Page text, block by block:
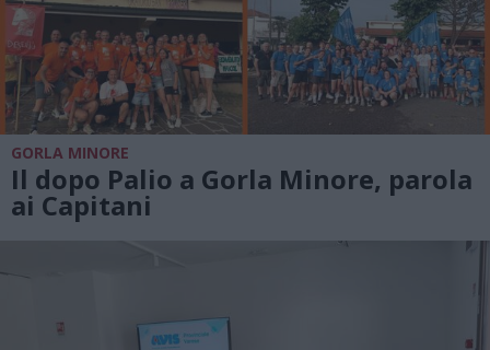
GORLA MINORE
Il dopo Palio a Gorla Minore, parola
ai Capitani